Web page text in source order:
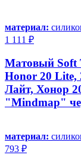
материал:
1 111 ₽
Матовый Soft
Honor 20 Lite,
Лайт, Хонор
"Mindmap"
материал:
793 ₽